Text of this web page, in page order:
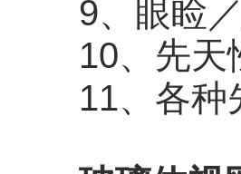
9、眼睑
10、先
11、各